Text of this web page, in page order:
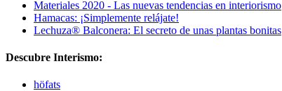
Materiales 2020 - Las nuevas tendencias en interiorismo
Hamacas: ¡Simplemente relájate!
Lechuza® Balconera: El secreto de unas plantas bonitas
Descubre Interismo:
höfats